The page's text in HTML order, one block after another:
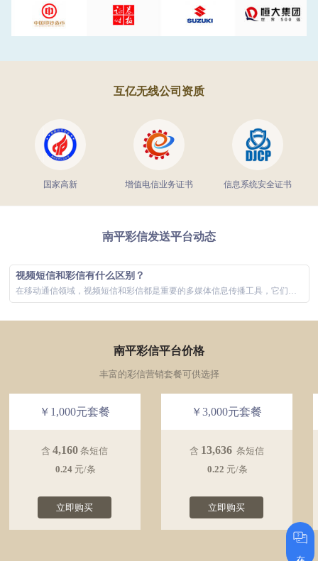
互亿无线公司资质
国家高新 增值电信业务证书 信息系统安全证书
南平彩信发送平台动态
视频短信和彩信有什么区别？
在移动通信领域，视频短信和彩信都是重要的多媒体信息传播工具，它们极大地丰富了用户的通信体验。虽然两者在功能上有所重叠，主要都是通过手机网络发...
南平彩信平台价格
丰富的彩信营销套餐可供选择
￥1,000元套餐
含 4,160 条短信
0.24 元/条
立即购买
￥3,000元套餐
含 13,636 条短信
0.22 元/条
立即购买
在线咨询